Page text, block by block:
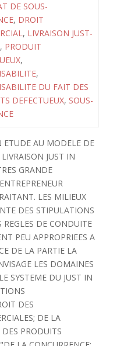
DE SOUS-
, DROIT
, LIVRAISON JUST-
, PRODUIT
,
,
DU FAIT DES
DEFECTUEUX, SOUS-
ETUDE AU MODELE DE
JUST IN
GRANDE
LES MILIEUX
DES STIPULATIONS
REGLES DE CONDUITE
PEU APPROPRIEES A
DE LA PARTIE LA
LES DOMAINES
SYSTEME DU JUST IN
DES
DE LA
PRODUITS